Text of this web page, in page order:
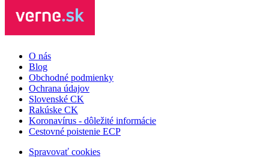
O nás
Blog
Obchodné podmienky
Ochrana údajov
Slovenské CK
Rakúske CK
Koronavírus - dôležité informácie
Cestovné poistenie ECP
Spravovať cookies